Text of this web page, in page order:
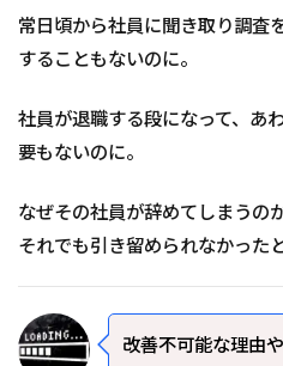
常日頃から社員に聞き取り調査
することもないのに。
社員が退職する段になって、あ
要もないのに。
なぜその社員が辞めてしまうの
それでも引き留められなかった
改善不可能な理由